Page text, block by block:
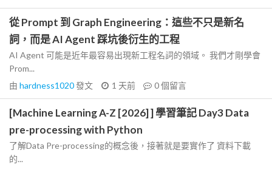
從 Prompt 到 Graph Engineering：這些不只是新名
詞，而是 AI Agent 踩坑後衍生的工程
AI Agent 可能是近年最容易出現新工程名詞的領域。 我們才剛學會
Prom...
由 hardness1020發文 1 天前 0個留言
[Machine Learning A-Z [2026] ] 學習筆記 Day3 Data
pre-processing with Python
了解Data Pre-processing的概念後，接著就是要實作了 資料下載
的...